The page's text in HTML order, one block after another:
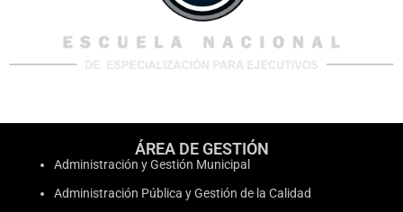
ÁREA DE GESTIÓN
Administración y Gestión Municipal
Administración Pública y Gestión de la Calidad